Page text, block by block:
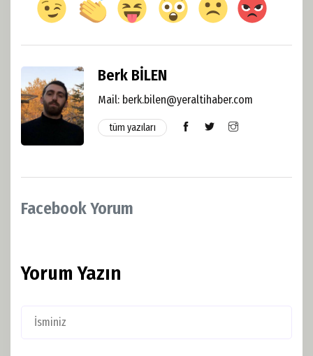
Berk BİLEN
Mail: berk.bilen@yeraltihaber.com
tüm yazıları
Facebook Yorum
Yorum Yazın